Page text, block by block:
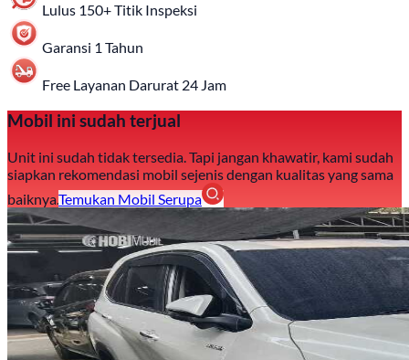
Lulus 150+ Titik Inspeksi
Garansi 1 Tahun
Free Layanan Darurat 24 Jam
Mobil ini sudah terjual
Unit ini sudah tidak tersedia. Tapi jangan khawatir, kami sudah
siapkan rekomendasi mobil sejenis dengan kualitas yang sama
baiknya.Temukan Mobil Serupa